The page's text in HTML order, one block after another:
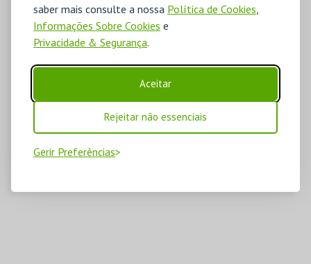
saber mais consulte a nossa Política de Cookies
Informações Sobre Cookies e
Privacidade & Segurança.
Aceitar
Rejeitar não essenciais
Gerir Preferências